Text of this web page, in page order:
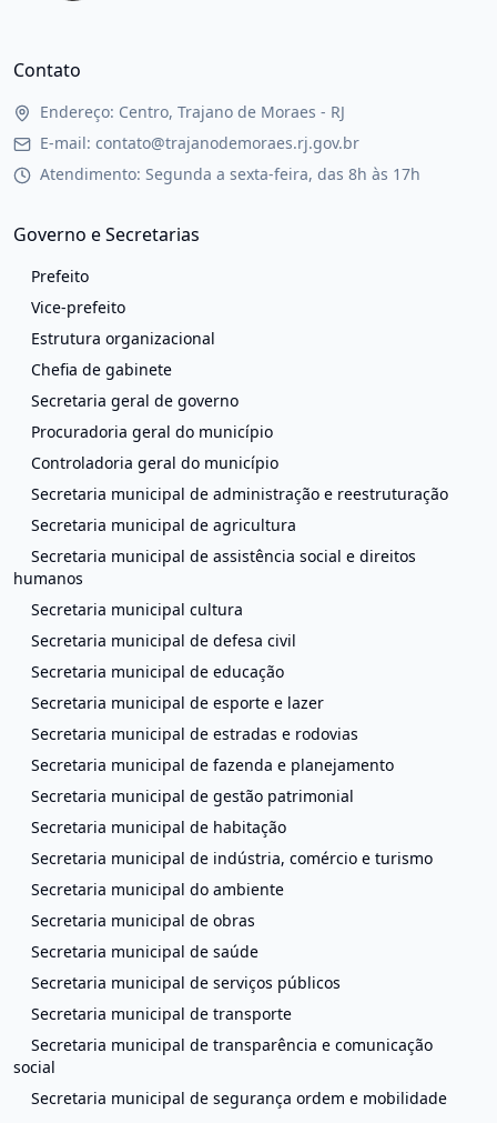
Contato
Endereço: Centro, Trajano de Moraes - RJ
E-mail: contato@trajanodemoraes.rj.gov.br
Atendimento: Segunda a sexta-feira, das 8h às 17h
Governo e Secretarias
Prefeito
Vice-prefeito
Estrutura organizacional
Chefia de gabinete
Secretaria geral de governo
Procuradoria geral do município
Controladoria geral do município
Secretaria municipal de administração e reestruturação
Secretaria municipal de agricultura
Secretaria municipal de assistência social e direitos
humanos
Secretaria municipal cultura
Secretaria municipal de defesa civil
Secretaria municipal de educação
Secretaria municipal de esporte e lazer
Secretaria municipal de estradas e rodovias
Secretaria municipal de fazenda e planejamento
Secretaria municipal de gestão patrimonial
Secretaria municipal de habitação
Secretaria municipal de indústria, comércio e turismo
Secretaria municipal do ambiente
Secretaria municipal de obras
Secretaria municipal de saúde
Secretaria municipal de serviços públicos
Secretaria municipal de transporte
Secretaria municipal de transparência e comunicação
social
Secretaria municipal de segurança ordem e mobilidade